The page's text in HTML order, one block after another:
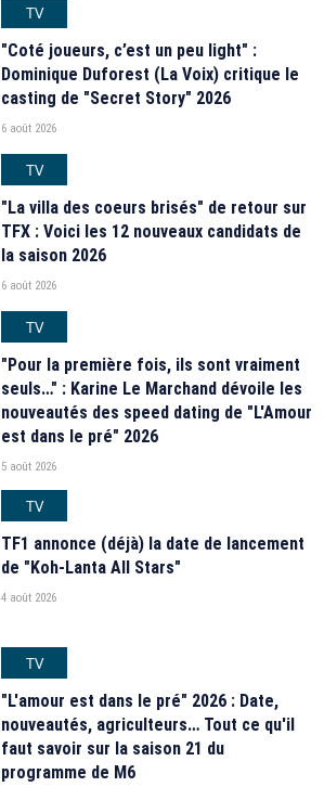
TV
"Coté joueurs, c’est un peu light" :
Dominique Duforest (La Voix) critique le
casting de "Secret Story" 2026
6 août 2026
TV
"La villa des coeurs brisés" de retour sur
TFX : Voici les 12 nouveaux candidats de
la saison 2026
6 août 2026
TV
"Pour la première fois, ils sont vraiment
seuls…" : Karine Le Marchand dévoile les
nouveautés des speed dating de "L'Amour
est dans le pré" 2026
5 août 2026
TV
TF1 annonce (déjà) la date de lancement
de "Koh-Lanta All Stars"
4 août 2026
TV
"L'amour est dans le pré" 2026 : Date,
nouveautés, agriculteurs… Tout ce qu'il
faut savoir sur la saison 21 du
programme de M6